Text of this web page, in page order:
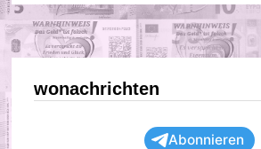
wonachrichten
Abonnieren